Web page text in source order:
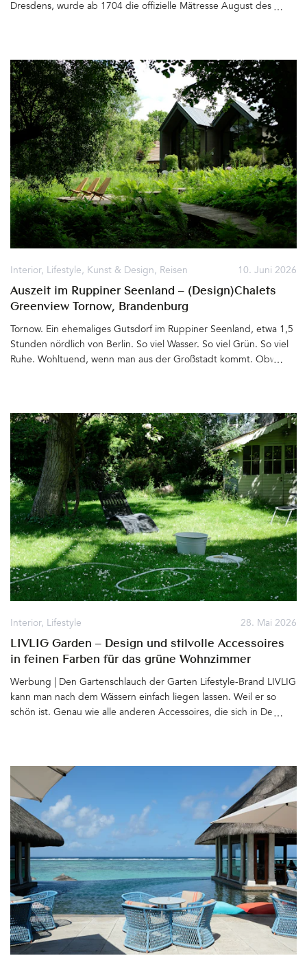
Dresdens, wurde ab 1704 die offizielle Mätresse August des
Wohn- und Repräsentationssitz wurde. Die Gräfin hatte großen
Einfluß auf den Dresdner Hof, mischte sich über die Jahre immer
mehr in die Politik ein, nutzte ihre Machtstellung zu sehr aus und
viel fiel schließlich bei August in Ungnade. Er wandte sich von ihr
ab und verbannte die Mutter seiner drei gemeinsamen Kinder für
den Rest ihres Lebens auf die Burg Stolpen, wo sie 1733 starb.
Noch heute scheint der Geist der Gräfin Cosel über dem
Taschenbergpalais, dem heutigen Hotel Taschenbergpalais
Kempinski Dresden, zu schweben&hellip
10. Juni 2026
Interior, Lifestyle, Kunst & Design, Reisen
Auszeit im Ruppiner Seenland – (Design)Chalets
Greenview Tornow, Brandenburg
Tornow. Ein ehemaliges Gutsdorf im Ruppiner Seenland, etwa 1,5
Stunden nördlich von Berlin. So viel Wasser. So viel Grün. So viel
Ruhe. Wohltuend, wenn man aus der Großstadt kommt. Obwohl
ein. Die Umgebung ist zum Radfahren ideal. Die Natur beruhigt
die Sinne und umgibt die Ruhesuchenden gleich hinter den
sechs Chalets, deren Name »Greenview« nicht besser hätte
gewählt werden können&hellip
28. Mai 2026
Interior, Lifestyle
LIVLIG Garden – Design und stilvolle Accessoires
in feinen Farben für das grüne Wohnzimmer
Werbung | Den Gartenschlauch der Garten Lifestyle-Brand LIVLIG
kann man nach dem Wässern einfach liegen lassen. Weil er so
schön ist. Genau wie alle anderen Accessoires, die sich in Design
ein Produkt – zu entscheiden. Am liebsten mögen doch bitte
neben dem Gartenschlauch und dem Metalltopf auch alle
anderen feinen Dinge von LIVLIG im Garten ein neues Zuhause
finden. Es gibt passende Schlauchhalter und -trommeln,
Gießkannen, Pflanztöpfe, Gartenabfallsäcke und Kaminholzkörbe
aus Metall, die sich auch gut im Haus machen. Auch
Gartenhandschuhe, Scheren, Gartenduschen und ein mobiler
Wasserhahn für den (Pflanz)Tisch mit passender Schale gehören
zum LIVLIG-Sortiment. LIVLIG steht für Qualität, Funktionalität
und zeitloses Design. Die Materialien: Messing, Stahl und für die
in Deutschland hergestellen Schläuche PVC, das zu 65% aus
recyceltem Material aus Produktionsabfällen hergestellt wird.
Nachhaltige Freude an den Produkten ist garantiert. Die